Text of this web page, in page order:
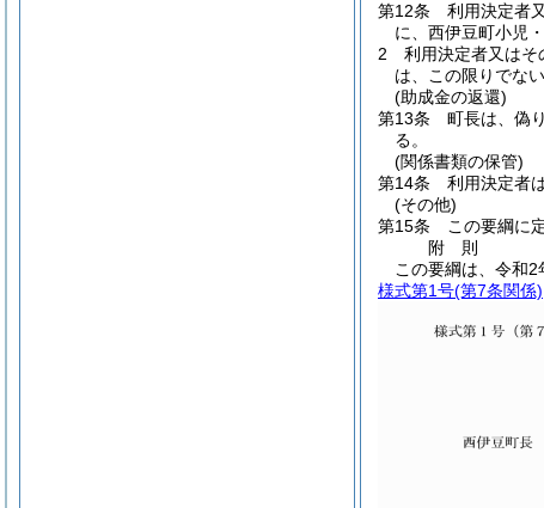
第12条
利用決定者
に、西伊豆町小児
2
利用決定者又はそ
は、この限りでない
(助成金の返還)
第13条
町長は、偽
る。
(関係書類の保管)
第14条
利用決定者
(その他)
第15条
この要綱に
附 則
この要綱は、令和2
様式第1号(第7条関係)